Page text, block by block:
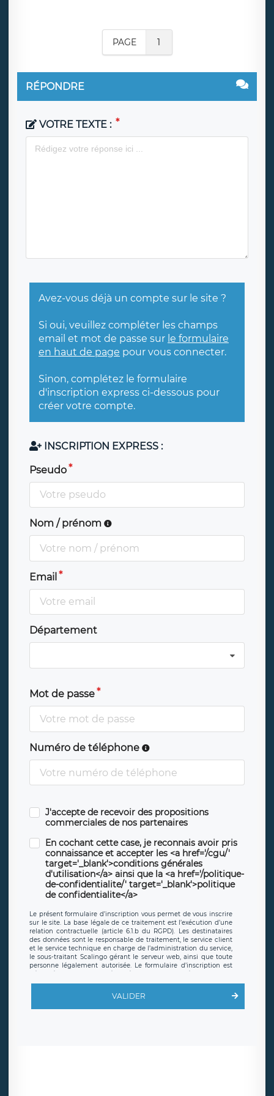
PAGE 1
RÉPONDRE
VOTRE TEXTE :
Avez-vous déjà un compte sur le site ?
Si oui, veuillez compléter les champs
email et mot de passe sur le formulaire
en haut de page pour vous connecter.
Sinon, complétez le formulaire
d'inscription express ci-dessous pour
créer votre compte.
INSCRIPTION EXPRESS :
Pseudo
Nom / prénom
Email
Département
Mot de passe
Numéro de téléphone
J'accepte de recevoir des propositions
commerciales de nos partenaires
En cochant cette case, je reconnais avoir pris
connaissance et accepter les <a href='/cgu/'
target='_blank'>conditions générales
d'utilisation</a> ainsi que la <a href='/politique-
de-confidentialite/' target='_blank'>politique
de confidentialite</a>
Le présent formulaire d’inscription vous permet de vous inscrire
sur le site. La base légale de ce traitement est l’exécution d’une
relation contractuelle (article 6.1.b du RGPD). Les destinataires
des données sont le responsable de traitement, le service client
et le service technique en charge de l’administration du service,
le sous-traitant Scalingo gérant le serveur web, ainsi que toute
personne légalement autorisée. Le formulaire d’inscription est
offrant desclauses de protection conformes au RGPD. Les
en sollicite la suppression, étant entendu que vous pouvez
demander la suppression de vos données et retirer votre
VALIDER